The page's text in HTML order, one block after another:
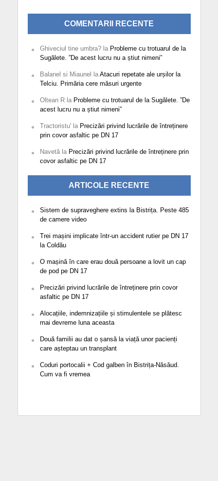
COMENTARII RECENTE
Ghiveciul tine umbra?la Probleme cu trotuarul de la
Sugălete. ”De acest lucru nu a știut nimeni”
Balanel si Miaunel la Atacuri repetate ale urșilor la
Telciu. Primăria cere măsuri urgente
Oltean Rla Probleme cu trotuarul de la Sugălete. ”De
acest lucru nu a știut nimeni”
Tractoristu'la Precizări privind lucrările de întreținere
prin covor asfaltic pe DN 17
Navetăla Precizări privind lucrările de întreținere prin
covor asfaltic pe DN 17
ARTICOLE RECENTE
Sistem de supraveghere extins la Bistrița. Peste 485
de camere video
Trei mașini implicate într-un accident rutier pe DN 17
la Coldău
O mașină în care erau două persoane a lovit un cap
de pod pe DN 17
Precizări privind lucrările de întreținere prin covor
asfaltic pe DN 17
Alocațiile, indemnizațiile și stimulentele se plătesc
mai devreme luna aceasta
Două familii au dat o șansă la viață unor pacienți
care așteptau un transplant
Coduri portocalii + Cod galben în Bistrița-Năsăud.
Cum va fi vremea